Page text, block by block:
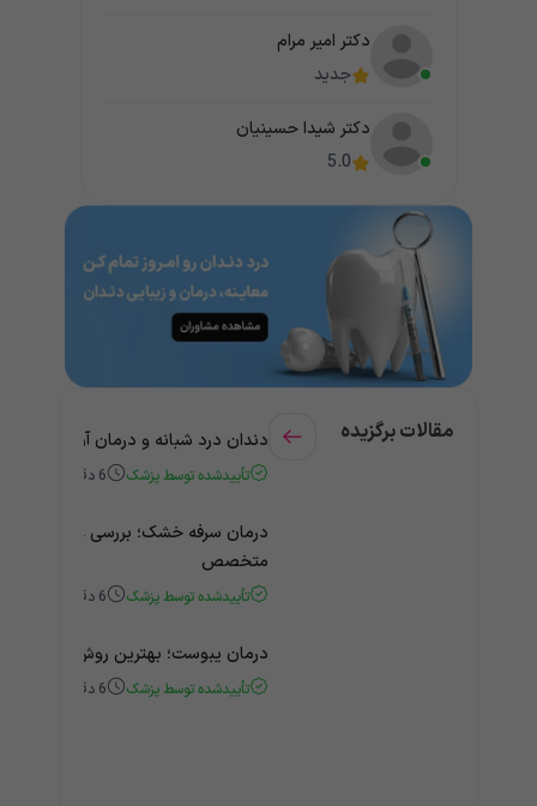
دکتر امیر مرام
جدید
دکتر شیدا حسینیان
5.0
مقالات برگزیده دندان درد شبانه و درمان آن +
تأییدشده توسط پزشک 6 دقیقه
درمان سرفه خشک؛ بررسی علت و
متخصص
تأییدشده توسط پزشک 6 دقیقه
درمان یبوست؛ بهترین روش‌های
تأییدشده توسط پزشک 6 دقیقه